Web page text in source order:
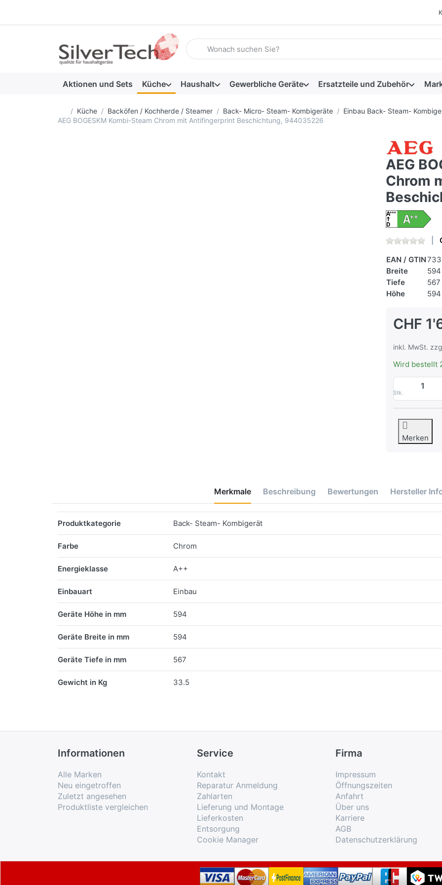
Geben Sie einen Suchbegriff ein. Während Sie tippen, erscheinen
Aktionen und Sets Küche Haushalt Gewerbliche Geräte Ersatzteile und Zubehör
Startseite
Küche Backöfen / Kochherde / Steamer Back- Micro- Steam- Kombigeräte
Einbau Back- Steam-
AEG BOGESKM Kombi-Steam Chrom mit Antifingerprint Beschichtung, 944035226
AEG
Chrom
EAN / GTIN
Breite
Tiefe
Höhe
CHF
inkl. MwSt.
Wird bestellt
Stk.
Merken
Merkmale Beschreibung Bewertungen Hersteller
Produktkategorie Back- Steam- Kombigerät
Farbe Chrom
Energieklasse A++
Einbauart Einbau
Geräte Höhe in mm 594
Geräte Breite in mm 594
Geräte Tiefe in mm 567
Gewicht in Kg 33.5
Informationen
Alle Marken
Neu eingetroffen
Zuletzt angesehen
Produktliste vergleichen
Service
Kontakt
Reparatur Anmeldung
Zahlarten
Lieferung und Montage
Lieferkosten
Entsorgung
Cookie Manager
Firma
Impressum
Öffnungszeiten
Anfahrt
Über uns
Karriere
AGB
Datenschutzerklärung